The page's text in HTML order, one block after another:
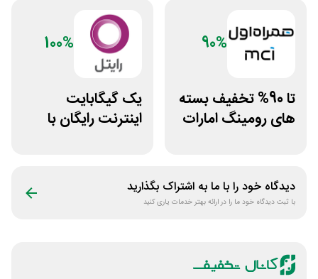
90%
تا 90% تخفیف بسته
های رومینگ امارات
100%
یک گیگابایت
اینترنت رایگان با
دیدگاه خود را با ما به اشتراک بگذارید
با ثبت دیدگاه خود ما را در ارائه بهتر خدمات یاری کنید